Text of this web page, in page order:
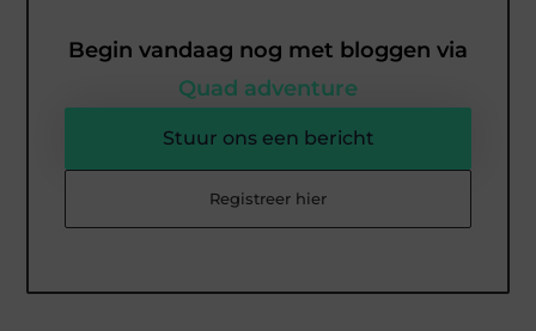
Begin vandaag nog met bloggen via
Quad adventure
Stuur ons een bericht
Registreer hier